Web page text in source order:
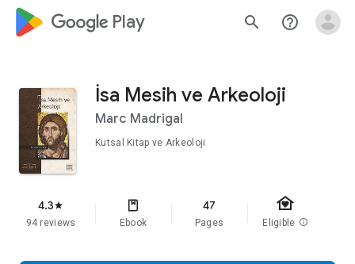
google_logo Play search help_outline
İsa Mesih ve Arkeoloji
Marc Madrigal
Kutsal Kitap ve Arkeoloji
4.3star
94 reviews Ebook
47
Pages
family_home
Eligible info